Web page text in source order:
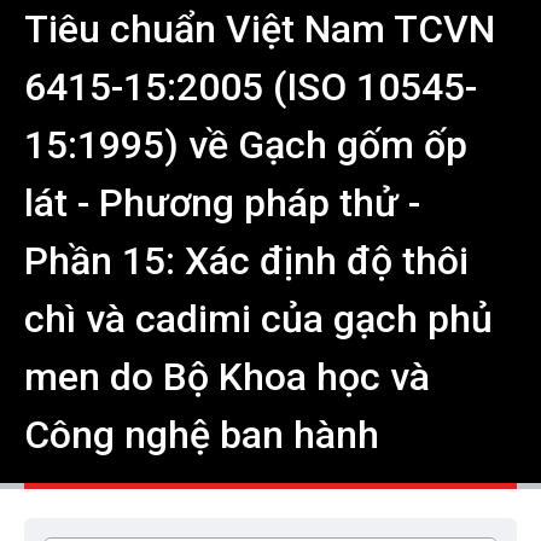
Tiêu chuẩn Việt Nam TCVN
6415-15:2005 (ISO 10545-
15:1995) về Gạch gốm ốp
lát - Phương pháp thử -
Phần 15: Xác định độ thôi
chì và cadimi của gạch phủ
men do Bộ Khoa học và
Công nghệ ban hành